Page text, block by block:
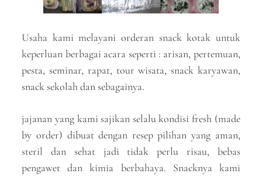
Usaha kami melayani orderan snack kotak untuk
keperluan berbagai acara seperti : arisan, pertemuan,
pesta, seminar, rapat, tour wisata, snack karyawan,
snack sekolah dan sebagainya.
jajanan yang kami sajikan selalu kondisi fresh (made
by order) dibuat dengan resep pilihan yang aman,
steril dan sehat jadi tidak perlu risau, bebas
pengawet dan kimia berbahaya. Snacknya kami